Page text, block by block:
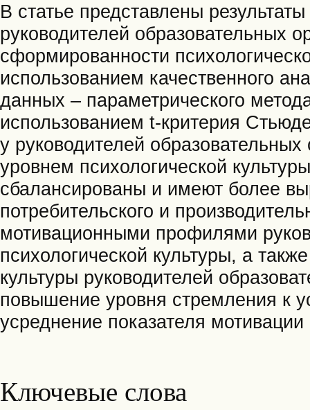
В статье представлены
руководителей образовательных
сформированности
использованием качественного
данных – параметрического
использованием t-критерия
у руководителей
уровнем психологической
сбалансированы и имеют более
потребительского и
мотивационными профилями
психологической культуры, а
культуры руководителей
повышение уровня стремления к
усреднение показателя
Ключевые слова